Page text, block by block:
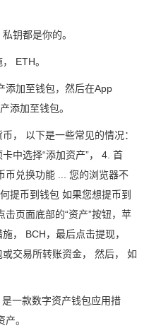
钥都是你的。
ETH。
添加至钱包，然后在App
添加至钱包。
， 以下是一些常见的情况：
中选择“添加资产”， 4. 首
币兑换功能 ... 您的浏览器不
提币到钱包 如果您想提币到
页面底部的“资产”按钮，苹
， BCH，最后点击提现，
交易所转账资金， 然后， 如
一款数字资产钱包应用措
。